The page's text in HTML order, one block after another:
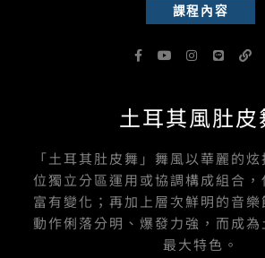
課程內容
F
a
o
o
f
Y
o
b
e
I
n
g
r
L
i
L
i
土耳其風肚皮
「土耳其肚皮舞」舞風以華麗的
位獨立分區運用或協調構成組合
富有變化；再加上層次鮮明的音
動作俐落分明、爆發力強，而成
最大特色。